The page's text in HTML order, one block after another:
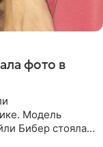
фото в
Модель
Бибер стояла